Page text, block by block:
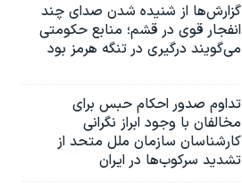
گزارش‌ها از شنیده شدن صدای چند
انفجار قوی در قشم؛ منابع حکومتی
می‌گویند درگیری در تنگه هرمز بود
تداوم صدور احکام حبس برای
مخالفان با وجود ابراز نگرانی
کارشناسان سازمان ملل متحد از
تشدید سرکوب‌ها در ایران